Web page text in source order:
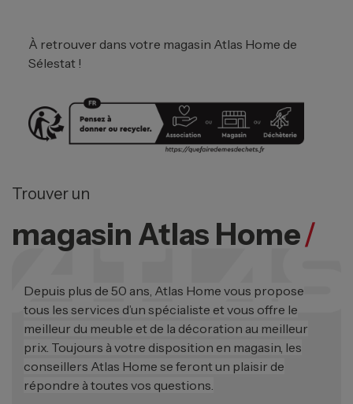
À retrouver dans votre magasin Atlas Home de
Sélestat !
Trouver un
magasin Atlas Home/
Depuis plus de 50 ans, Atlas Home vous propose
tous les services d’un spécialiste et vous offre le
meilleur du meuble et de la décoration au meilleur
prix. Toujours à votre disposition en magasin, les
conseillers Atlas Home se feront un plaisir de
répondre à toutes vos questions.